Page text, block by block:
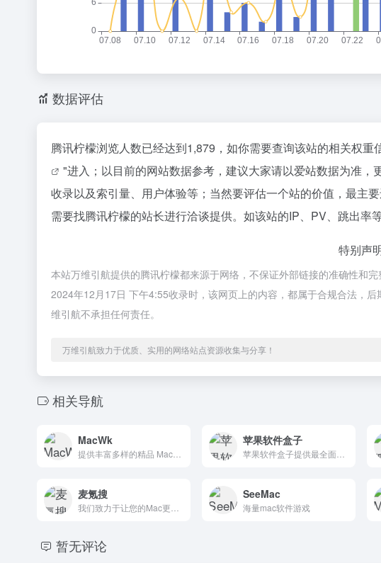
数据评估
腾讯柠檬浏览人数已经达到1,879，如你需要查询该站的相关权重
"进入；以目前的网站数据参考，建议大家请以爱站数据为准
收录以及索引量、用户体验等；当然要评估一个站的价值，最主
需要找腾讯柠檬的站长进行洽谈提供。如该站的IP、PV、跳出率
特别声
本站万维引航提供的腾讯柠檬都来源于网络，不保证外部链接的准确性和
2024年12月17日 下午4:55收录时，该网页上的内容，都属于合规合法，
维引航不承担任何责任。
万维引航致力于优质、实用的网络站点资源收集与分享！
相关导航
MacWk 苹果软件盒子
麦氪搜 SeeMac
海量mac软件游戏
暂无评论